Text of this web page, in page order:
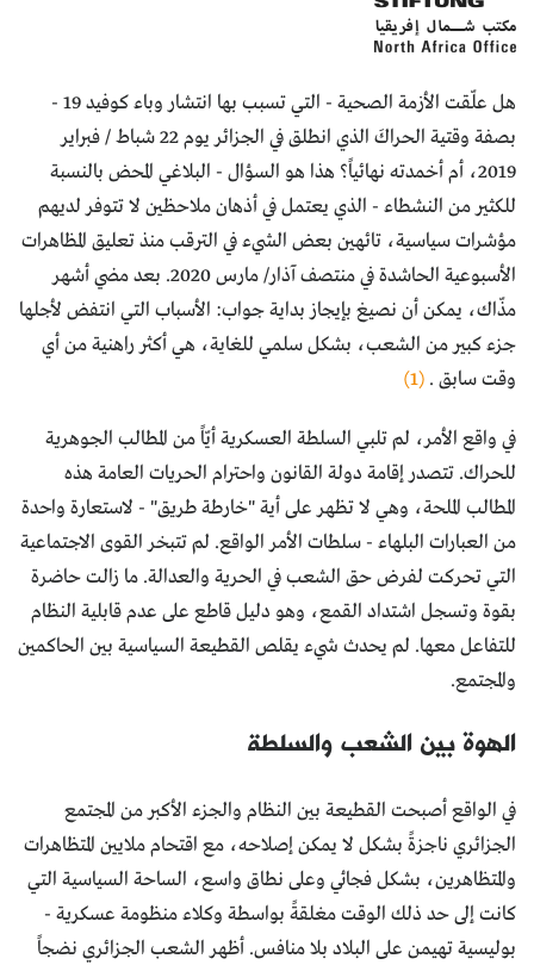
هل علّقت الأزمة الصحية - التي تسبب بها انتشار وباء كوفيد 19 -
بصفة وقتية الحراكَ الذي انطلق في الجزائر يوم 22 شباط / فبراير
2019، أم أخمدته نهائياً؟ هذا هو السؤال - البلاغي المحض بالنسبة
للكثير من النشطاء - الذي يعتمل في أذهان ملاحظين لا تتوفر لديهم
مؤشرات سياسية، تائهين بعض الشيء في الترقب منذ تعليق المظاهرات
الأسبوعية الحاشدة في منتصف آذار/ مارس 2020. بعد مضي أشهر
مذّاك، يمكن أن نصيغ بإيجاز بداية جواب: الأسباب التي انتفض لأجلها
جزء كبير من الشعب، بشكل سلمي للغاية، هي أكثر راهنية من أي
وقت سابق . (1)
في واقع الأمر، لم تلبي السلطة العسكرية أيّاً من المطالب الجوهرية
للحراك. تتصدر إقامة دولة القانون واحترام الحريات العامة هذه
المطالب الملحة، وهي لا تظهر على أية "خارطة طريق" - لاستعارة واحدة
من العبارات البلهاء - سلطات الأمر الواقع. لم تتبخر القوى الاجتماعية
التي تحركت لفرض حق الشعب في الحرية والعدالة. ما زالت حاضرة
بقوة وتسجل اشتداد القمع، وهو دليل قاطع على عدم قابلية النظام
للتفاعل معها. لم يحدث شيء يقلص القطيعة السياسية بين الحاكمين
والمجتمع.
الهوة بين الشعب والسلطة
في الواقع أصبحت القطيعة بين النظام والجزء الأكبر من المجتمع
الجزائري ناجزةً بشكل لا يمكن إصلاحه، مع اقتحام ملايين المتظاهرات
والمتظاهرين، بشكل فجائي وعلى نطاق واسع، الساحة السياسية التي
كانت إلى حد ذلك الوقت مغلقةً بواسطة وكلاء منظومة عسكرية -
بوليسية تهيمن على البلاد بلا منافس. أظهر الشعب الجزائري نضجاً